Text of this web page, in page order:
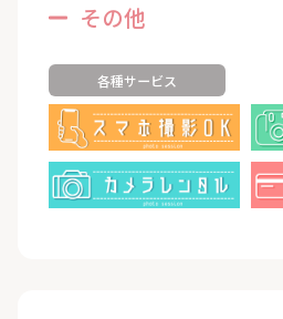
その他
各種サービス